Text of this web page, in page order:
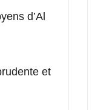
d’Al
et